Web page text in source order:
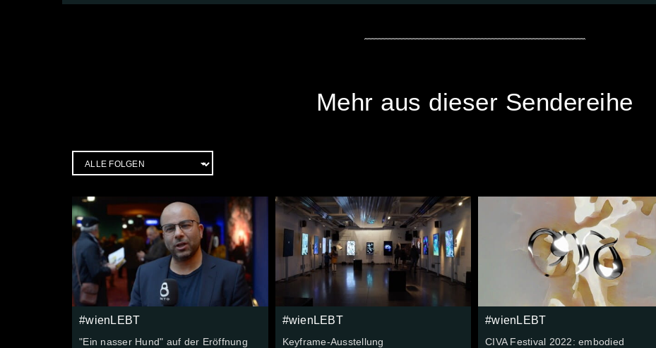
Mehr aus dieser Sendereihe
#wienLEBT
"Ein nasser Hund" auf der Eröffnung
#wienLEBT
Keyframe-Ausstellung
#wienLEBT
CIVA Festival 2022: embodied